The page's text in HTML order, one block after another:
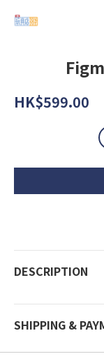
HK$599.00
DESCRIPTION
SHIPPING &